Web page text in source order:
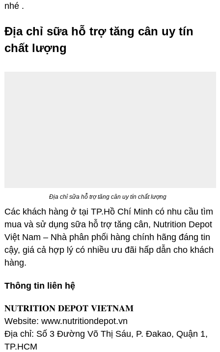
nhé .
Địa chỉ sữa hỗ trợ tăng cân uy tín
chất lượng
Địa chỉ sữa hỗ trợ tăng cân uy tín chất lượng
Các khách hàng ở tại TP.Hồ Chí Minh có nhu cầu tìm
mua và sử dụng sữa hỗ trợ tăng cân, Nutrition Depot
Việt Nam – Nhà phân phối hàng chính hãng đáng tin
cậy, giá cả hợp lý có nhiều ưu đãi hấp dẫn cho khách
hàng.
Thông tin liên hệ
𝐍𝐔𝐓𝐑𝐈𝐓𝐈𝐎𝐍 𝐃𝐄𝐏𝐎𝐓 𝐕𝐈𝐄𝐓𝐍𝐀𝐌
Website: www.nutritiondepot.vn
Địa chỉ: Số 3 Đường Võ Thị Sáu, P. Đakao, Quận 1,
TP.HCM